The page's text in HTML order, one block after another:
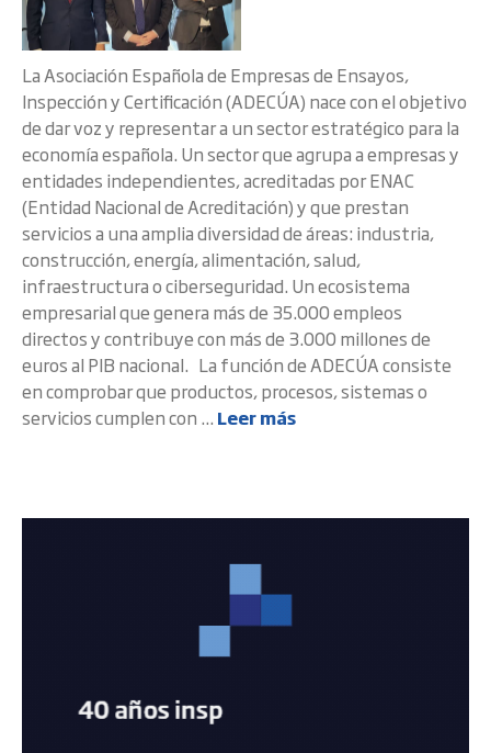
La Asociación Española de Empresas de Ensayos,
Inspección y Certificación (ADECÚA) nace con el objetivo
de dar voz y representar a un sector estratégico para la
economía española. Un sector que agrupa a empresas y
entidades independientes, acreditadas por ENAC
(Entidad Nacional de Acreditación) y que prestan
servicios a una amplia diversidad de áreas: industria,
construcción, energía, alimentación, salud,
infraestructura o ciberseguridad. Un ecosistema
empresarial que genera más de 35.000 empleos
directos y contribuye con más de 3.000 millones de
euros al PIB nacional. La función de ADECÚA consiste
en comprobar que productos, procesos, sistemas o
servicios cumplen con ... Leer más